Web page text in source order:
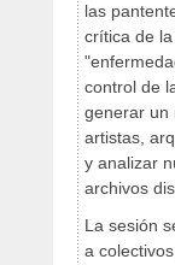
las
crítica de
control de
generar un
artistas,
y analizar
archivos
La sesión
a